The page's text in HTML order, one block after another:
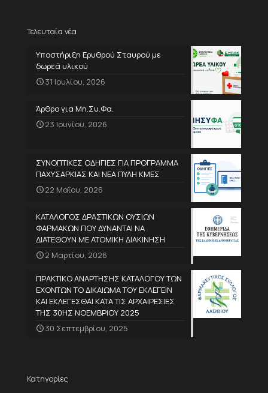
Τελευταία νέα
Υποστήριξη Ερυθρού Σταυρού με
δωρεά υλικού
31 Ιουλίου, 2026
Άρθρο για Μη.Συ.Φα.
23 Ιουνίου, 2026
ΣΥΝΟΠΤΙΚΕΣ ΟΔΗΓΙΕΣ ΓΙΑ ΠΡΟΓΡΑΜΜΑ
ΠΑΧΥΣΑΡΚΙΑΣ ΚΑΙ ΝΕΑ ΠΥΛΗ ΚΜΕΣ
22 Μαΐου, 2026
ΚΑΤΑΛΟΓΟΣ ΔΡΑΣΤΙΚΩΝ ΟΥΣΙΩΝ
ΦΑΡΜΑΚΩΝ ΠΟΥ ΔΥΝΑΝΤΑΙ ΝΑ
ΔΙΑΤΕΘΟΥΝ ΜΕ ΑΤΟΜΙΚΗ ΔΙΑΚΙΝΗΣΗ
2 Μαρτίου, 2026
ΠΡΑΚΤΙΚΟ ΑΝΑΡΤΗΣΗΣ ΚΑΤΑΛΟΓΟΥ ΤΩΝ
ΕΧΟΝΤΩΝ ΤΟ ΔΙΚΑΙΩΜΑ ΤΟΥ ΕΚΛΕΓΕΙΝ
ΚΑΙ ΕΚΛΕΓΕΣΘΑΙ ΚΑΤΑ ΤΙΣ ΑΡΧΑΙΡΕΣΙΕΣ
ΤΗΣ 30ΗΣ ΝΟΕΜΒΡΙΟΥ 2025
30 Σεπτεμβρίου, 2025
Κατηγορίες